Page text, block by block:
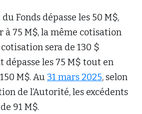
Fonds dépasse les 50 M$,
75 M$, la même cotisation
cotisation sera de 130 $
dépasse les 75 M$ tout en
M$. Au 31 mars 2025, selon
de l’Autorité, les excédents
91 M$.